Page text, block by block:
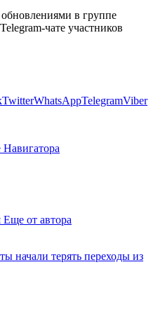
обновлениями в группе
чате участников
TwitterWhatsAppTelegramViber
Еще от автора
начали терять переходы из